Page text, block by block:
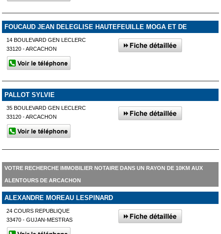
FOUCAUD JEAN DELEGLISE HAUTEFEUILLE MOGA ET DE
14 BOULEVARD GEN LECLERC
33120 - ARCACHON
PALLOT SYLVIE
35 BOULEVARD GEN LECLERC
33120 - ARCACHON
VOTRE RECHERCHE IMMOBILIER NOTAIRE DANS UN RAYON DE 10KM AUX
ALENTOURS DE ARCACHON
ALEXANDRE MOREAU LESPINARD
24 COURS REPUBLIQUE
33470 - GUJAN-MESTRAS